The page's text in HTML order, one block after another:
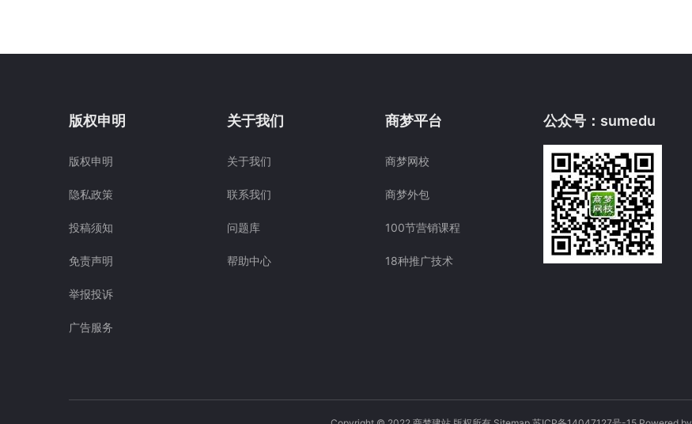
版权申明
版权申明
隐私政策
投稿须知
免责声明
举报投诉
广告服务
关于我们
关于我们
联系我们
问题库
帮助中心
商梦平台
商梦网校
商梦外包
100节营销课程
18种推广技术
公众号：sumedu